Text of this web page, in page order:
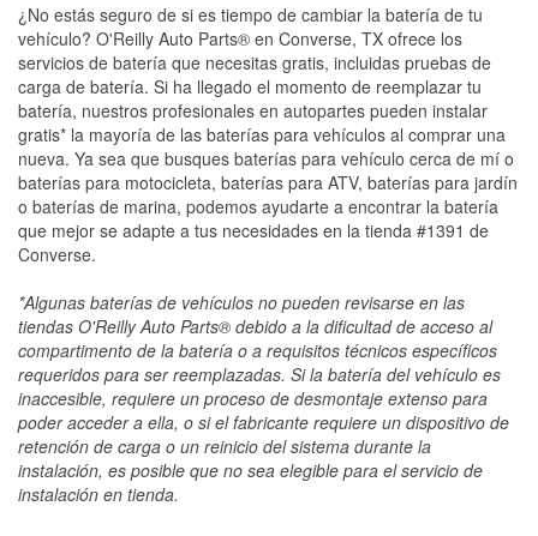
¿No estás seguro de si es tiempo de cambiar la batería de tu
vehículo? O'Reilly Auto Parts® en Converse, TX ofrece los
servicios de batería que necesitas gratis, incluidas pruebas de
carga de batería. Si ha llegado el momento de reemplazar tu
batería, nuestros profesionales en autopartes pueden instalar
gratis* la mayoría de las baterías para vehículos al comprar una
nueva. Ya sea que busques baterías para vehículo cerca de mí o
baterías para motocicleta, baterías para ATV, baterías para jardín
o baterías de marina, podemos ayudarte a encontrar la batería
que mejor se adapte a tus necesidades en la tienda #1391 de
Converse.
*Algunas baterías de vehículos no pueden revisarse en las
tiendas O'Reilly Auto Parts® debido a la dificultad de acceso al
compartimento de la batería o a requisitos técnicos específicos
requeridos para ser reemplazadas. Si la batería del vehículo es
inaccesible, requiere un proceso de desmontaje extenso para
poder acceder a ella, o si el fabricante requiere un dispositivo de
retención de carga o un reinicio del sistema durante la
instalación, es posible que no sea elegible para el servicio de
instalación en tienda.